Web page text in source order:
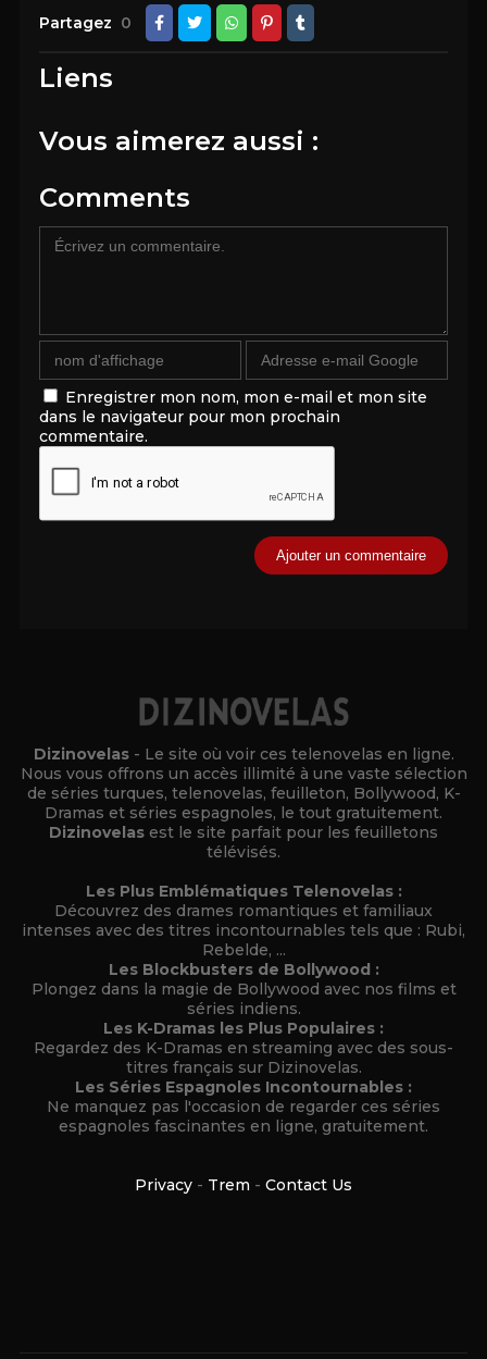
Partagez 0
Liens
Vous aimerez aussi :
Comments
Enregistrer mon nom, mon e-mail et mon site
dans le navigateur pour mon prochain
commentaire.
Dizinovelas - Le site où voir ces telenovelas en ligne.
Nous vous offrons un accès illimité à une vaste sélection
de séries turques, telenovelas, feuilleton, Bollywood, K-
Dramas et séries espagnoles, le tout gratuitement.
Dizinovelas est le site parfait pour les feuilletons
télévisés.
Les Plus Emblématiques Telenovelas :
Découvrez des drames romantiques et familiaux
intenses avec des titres incontournables tels que : Rubi,
Rebelde, ...
Les Blockbusters de Bollywood :
Plongez dans la magie de Bollywood avec nos films et
séries indiens.
Les K-Dramas les Plus Populaires :
Regardez des K-Dramas en streaming avec des sous-
titres français sur Dizinovelas.
Les Séries Espagnoles Incontournables :
Ne manquez pas l'occasion de regarder ces séries
espagnoles fascinantes en ligne, gratuitement.
Privacy - Trem - Contact Us